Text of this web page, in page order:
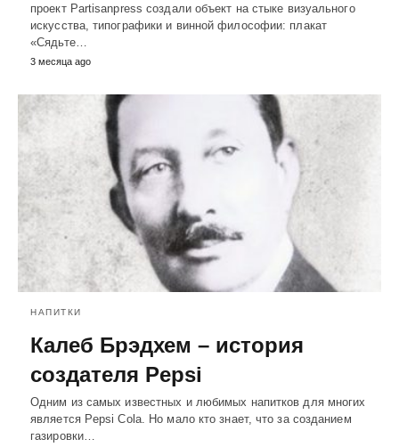
проект Partisanpress создали объект на стыке визуального
искусства, типографики и винной философии: плакат
«Сядьте…
3 месяца ago
НАПИТКИ
Калеб Брэдхем – история
создателя Pepsi
Одним из самых известных и любимых напитков для многих
является Pepsi Cola. Но мало кто знает, что за созданием
газировки…